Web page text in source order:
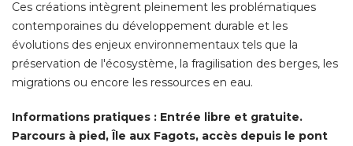
Ces créations intègrent pleinement les problématiques
contemporaines du développement durable et les
évolutions des enjeux environnementaux tels que la
préservation de l'écosystème, la fragilisation des berges, les
migrations ou encore les ressources en eau.
Informations pratiques : Entrée libre et gratuite.
Parcours à pied, Île aux Fagots, accès depuis le pont